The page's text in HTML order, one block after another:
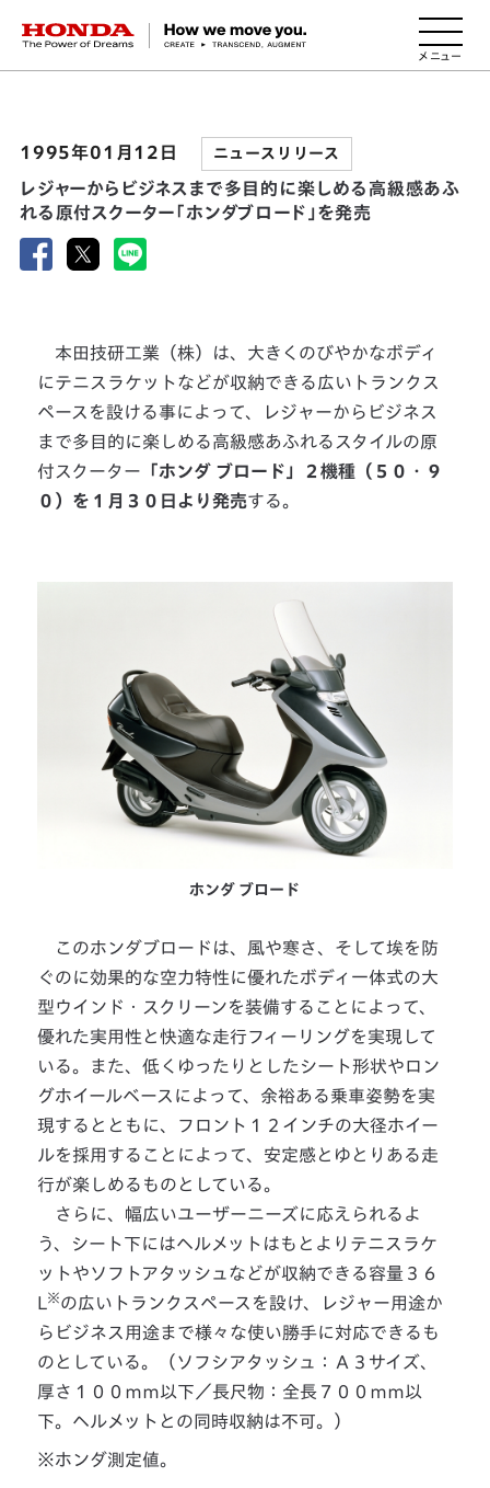
HONDA The Power of Dreams
1995年01月12日 ニュースリリース
レジャーからビジネスまで多目的に楽しめる高級感あふ
れる原付スクーター「ホンダブロード」を発売
本田技研工業（株）は、大きくのびやかなボディ
にテニスラケットなどが収納できる広いトランクス
ペースを設ける事によって、レジャーからビジネス
まで多目的に楽しめる高級感あふれるスタイルの原
付スクーター 「ホンダ ブロード」２機種（５０・９
０）を１月３０日より発売する。
ホンダ ブロード
このホンダブロードは、風や寒さ、そして埃を防
ぐのに効果的な空力特性に優れたボディ一体式の大
型ウインド・スクリーンを装備することによって、
優れた実用性と快適な走行フィーリングを実現して
いる。また、低くゆったりとしたシート形状やロン
グホイールベースによって、余裕ある乗車姿勢を実
現するとともに、フロント１２インチの大径ホイー
ルを採用することによって、安定感とゆとりある走
行が楽しめるものとしている。
さらに、幅広いユーザーニーズに応えられるよ
う、シート下にはヘルメットはもとよりテニスラケ
ットやソフトアタッシュなどが収納できる容量３６
L※の広いトランクスペースを設け、レジャー用途か
らビジネス用途まで様々な使い勝手に対応できるも
のとしている。（ソフシアタッシュ：Ａ３サイズ、
厚さ１００ｍｍ以下／長尺物：全長７００ｍｍ以
下。ヘルメットとの同時収納は不可。）
※ホンダ測定値。